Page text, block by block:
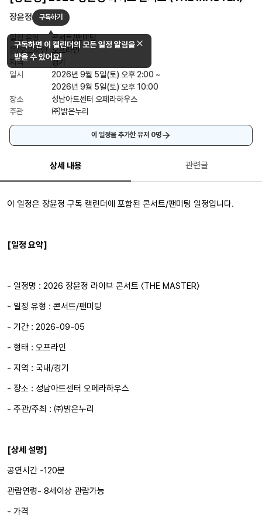
장윤정 구독하기
일정 유형
콘서트/팬미팅
온/오프라인 오프라인
지역
경기
일시
2026년 9월 5일(토) 오후 2:00 ~
2026년 9월 5일(토) 오후 10:00
장소
성남아트센터 오페라하우스
주관
㈜밝은누리
이 일정을 추가한 유저 0명
상세 내용 관련글
이 일정은 장윤정 구독 캘린더에 포함된 콘서트/팬미팅 일정입니다.
[일정 요약]
- 일정명 : 2026 장윤정 라이브 콘서트 〈THE MASTER〉
- 일정 유형 : 콘서트/팬미팅
- 기간 : 2026-09-05
- 형태 : 오프라인
- 지역 : 국내/경기
- 장소 : 성남아트센터 오페라하우스
- 주관/주최 : ㈜밝은누리
[상세 설명]
공연시간 -120분
관람연령- 8세이상 관람가능
- 가격
구독하면 이 캘린더의 모든 일정 알림을
받을 수 있어요!